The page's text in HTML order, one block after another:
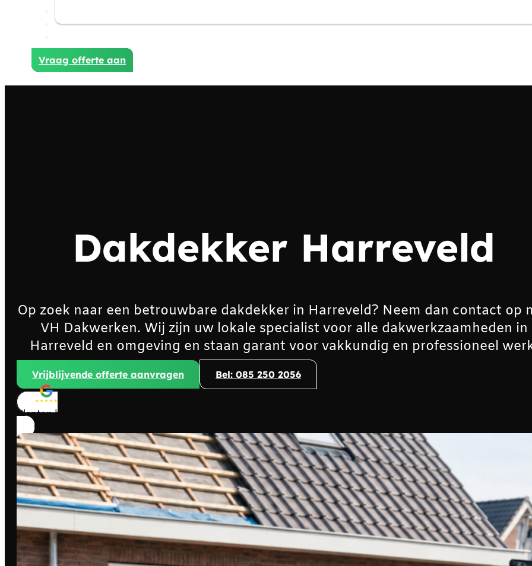
Projecten
Vraag offerte aan
Dakdekker Harreveld
Op zoek naar een betrouwbare dakdekker in Harreveld? Neem dan contact op
VH Dakwerken. Wij zijn uw lokale specialist voor alle dakwerkzaamheden in
Harreveld en omgeving en staan garant voor vakkundig en professioneel
Vrijblijvende offerte aanvragen Bel: 085 250 2056
Klanten beoordelen ons met